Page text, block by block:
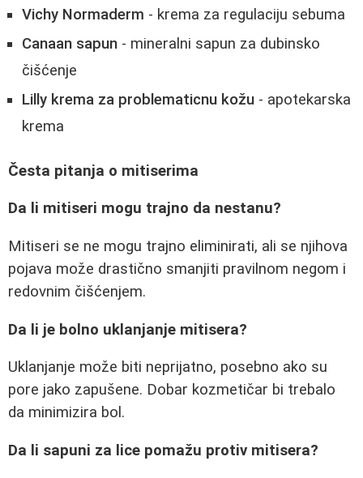
Vichy Normaderm - krema za regulaciju sebuma
Canaan sapun - mineralni sapun za dubinsko
čišćenje
Lilly krema za problematicnu kožu - apotekarska
krema
Česta pitanja o mitiserima
Da li mitiseri mogu trajno da nestanu?
Mitiseri se ne mogu trajno eliminirati, ali se njihova
pojava može drastično smanjiti pravilnom negom i
redovnim čišćenjem.
Da li je bolno uklanjanje mitisera?
Uklanjanje može biti neprijatno, posebno ako su
pore jako zapušene. Dobar kozmetičar bi trebalo
da minimizira bol.
Da li sapuni za lice pomažu protiv mitisera?